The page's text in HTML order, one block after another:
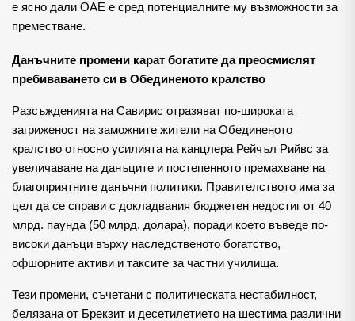
е ясно дали ОАЕ е сред потенциалните му възможности за
преместване.
Данъчните промени карат богатите да преосмислят
пребиваването си в Обединеното кралство
Разсъжденията на Савирис отразяват по-широката
загриженост на заможните жители на Обединеното
кралство относно усилията на канцлера Рейчъл Рийвс за
увеличаване на данъците и постепенното премахване на
благоприятните данъчни политики. Правителството има за
цел да се справи с докладвания бюджетен недостиг от 40
млрд. паунда (50 млрд. долара), поради което въведе по-
високи данъци върху наследственото богатство,
офшорните активи и таксите за частни училища.
Тези промени, съчетани с политическата нестабилност,
белязана от Брекзит и десетилетието на шестима различни